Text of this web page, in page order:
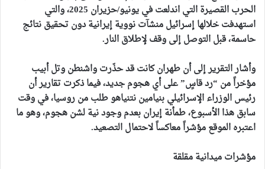
الحرب القصيرة التي اندلعت في يونيو/حزيران 2025، والتي
استهدفت خلالها إسرائيل منشآت نووية إيرانية دون تحقيق نتائج
حاسمة، قبل التوصل إلى وقف لإطلاق النار.
وأشار التقرير إلى أن طهران كانت قد حذّرت واشنطن وتل أبيب
مؤخراً من “رد قاسٍ” على أي هجوم جديد، فيما ذكرت تقارير أن
رئيس الوزراء الإسرائيلي بنيامين نتنياهو طلب من روسيا، في وقت
سابق هذا الأسبوع، طمأنة إيران بعدم وجود نية لشن هجوم، وهو ما
اعتبره الموقع مؤشراً معاكساً لاحتمال التصعيد.
مؤشرات ميدانية مقلقة